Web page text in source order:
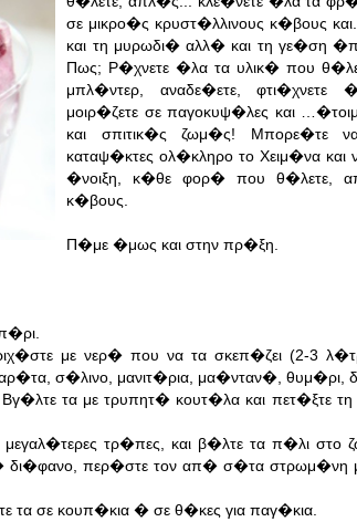
σε μικρο�ς κρυστ�λλινους κ�βους
και τη μυρωδι� αλλ� και τη γε�ση
Πως; Ρ�χνετε �λα τα υλικ� που
μπλ�ντερ, αναδε�ετε,
μοιρ�ζετε σε παγοκυψ�λες και
και σπιτικ�ς ζωμ�ς! Μπορε�τε
καταψ�κτες ολ�κληρο το Χειμ�να και
�νοιξη, κ�θε φορ� που θ�λετε,
κ�βους.
Π�με �μως και στην πρ�ξη.
με νερ� που να τα σκεπ�ζει (2-3
σ�λινο, μανιτ�ρια, μα�νταν�, θυμ�ρι,
τα με τρυπητ� κουτ�λα και πετ�ξτε
τρ�πες, και β�λτε τα π�λι
περ�στε τον απ� σ�τα στρωμ�νη
τα σε κουπ�κια � σε θ�κες για παγ�κια.